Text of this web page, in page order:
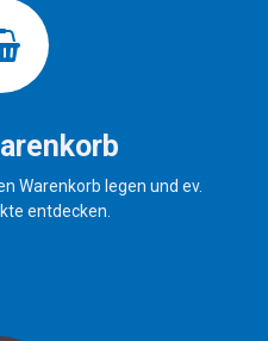
Warenkorb legen und ev.
entdecken.